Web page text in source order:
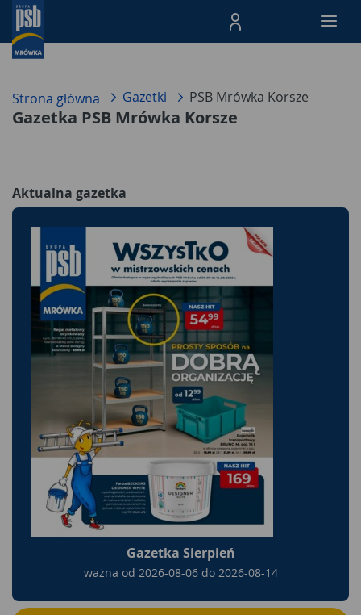
Menu Produktów,
Strona główna Gazetki PSB Mrówka Korsze
Gazetka PSB Mrówka Korsze
Aktualna gazetka
Gazetka Sierpień
ważna od 2026-08-06do 2026-08-14